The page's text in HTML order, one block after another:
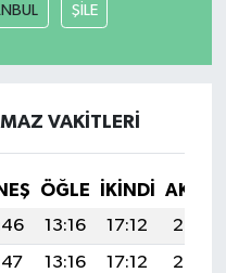
ŞİLE
VAKITLERI
ÖĞLE İKINDI
13:16 17:12
20:35
13:16 17:12
20:34